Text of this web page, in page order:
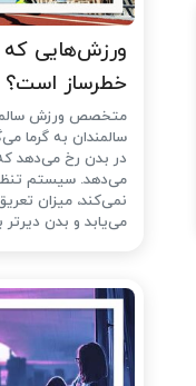
ورزش‌هایی که
خطرساز است؟
متخصص ورزش
سالمندان به گرما
در بدن رخ می‌دهد که
می‌دهد. سیستم
نمی‌کند، میزان
می‌یابد و بدن